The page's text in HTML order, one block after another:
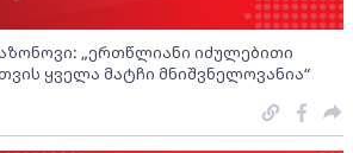
„ერთწლიანი იძულებითი
ყველა მატჩი მნიშვნელოვანია“